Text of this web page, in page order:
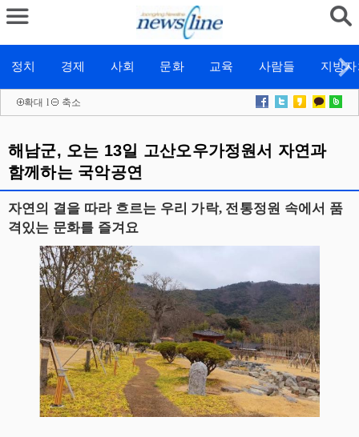
정치 경제 사회 문화 교육 사람들 지방
확대 l 축소
해남군, 오는 13일 고산오우가정원서 자연과
함께하는 국악공연
자연의 결을 따라 흐르는 우리 가락, 전통정원 속에서 품
격있는 문화를 즐겨요